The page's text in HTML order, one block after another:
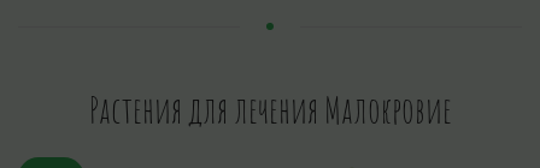
Растения для лечения Малокровие